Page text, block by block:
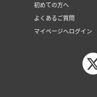
初めての方へ
よくあるご質問
マイページへログイン